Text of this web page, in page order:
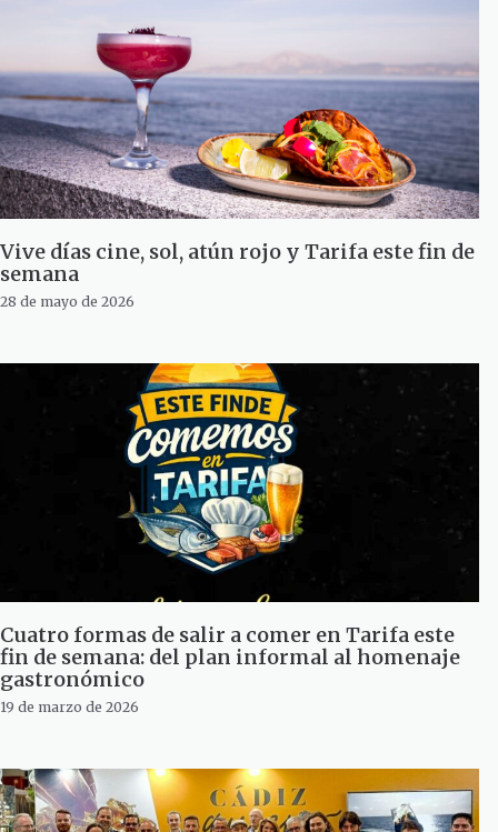
Vive días cine, sol, atún rojo y Tarifa este fin de
semana
28 de mayo de 2026
Cuatro formas de salir a comer en Tarifa este
fin de semana: del plan informal al homenaje
gastronómico
19 de marzo de 2026